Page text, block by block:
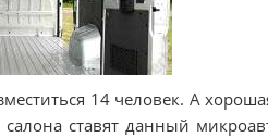
14 человек. А
ставят данный